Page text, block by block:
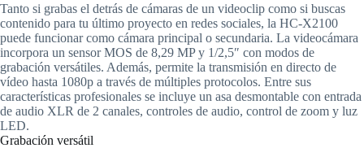
Tanto si grabas el detrás de cámaras de un videoclip como si buscas
contenido para tu último proyecto en redes sociales, la HC-X2100
puede funcionar como cámara principal o secundaria. La videocámara
incorpora un sensor MOS de 8,29 MP y 1/2,5″ con modos de
grabación versátiles. Además, permite la transmisión en directo de
vídeo hasta 1080p a través de múltiples protocolos. Entre sus
características profesionales se incluye un asa desmontable con entrada
de audio XLR de 2 canales, controles de audio, control de zoom y luz
LED.
Grabación versátil